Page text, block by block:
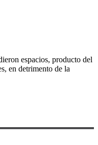
espacios, producto del
en detrimento de la